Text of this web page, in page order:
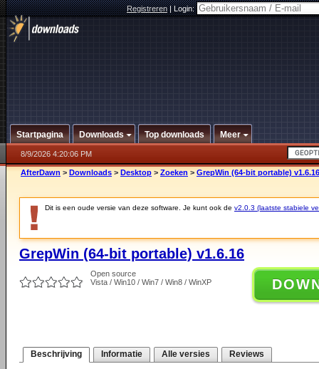
Registreren|Login:
Startpagina Downloads Top downloads Meer
8/9/2026 4:20:06 PM
AfterDawn > Downloads > Desktop > Zoeken > GrepWin (64-bit portable) v1.6.16
Dit is een oude versie van deze software. Je kunt ook de v2.0.3 (laatste stabiele
GrepWin (64-bit portable) v1.6.16
Open source
Vista / Win10 / Win7 / Win8 / WinXP
Beschrijving Informatie Alle versies Reviews